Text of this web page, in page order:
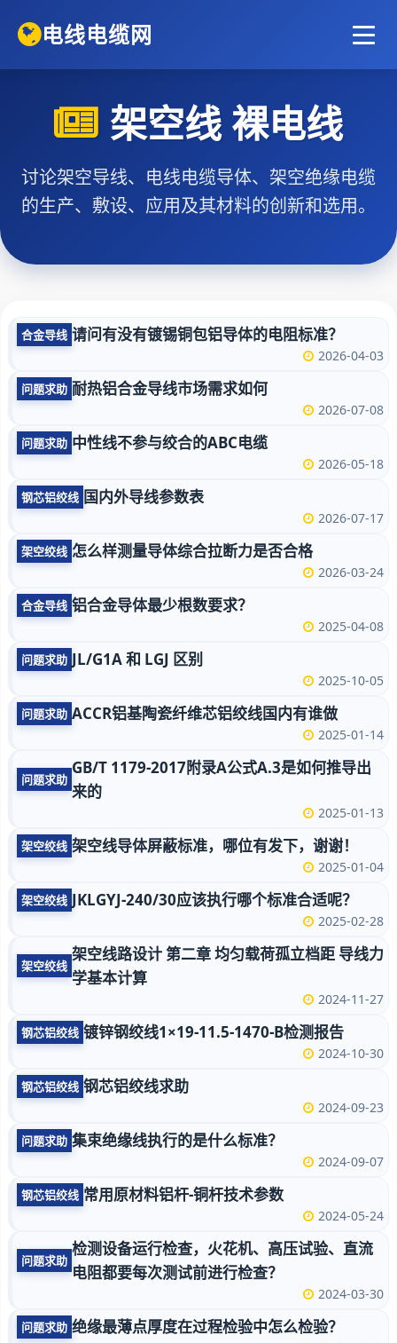
电线电缆网
架空线 裸电线
讨论架空导线、电线电缆导体、架空绝缘电缆
的生产、敷设、应用及其材料的创新和选用。
合金导线 请问有没有镀锡铜包铝导体的电阻标准？
2026-04-03
问题求助 耐热铝合金导线市场需求如何
2026-07-08
问题求助 中性线不参与绞合的ABC电缆
2026-05-18
钢芯铝绞线 国内外导线参数表
2026-07-17
架空绞线 怎么样测量导体综合拉断力是否合格
2026-03-24
合金导线 铝合金导体最少根数要求？
2025-04-08
问题求助 JL/G1A 和 LGJ 区别
2025-10-05
问题求助 ACCR铝基陶瓷纤维芯铝绞线国内有谁做
2025-01-14
问题求助
GB/T 1179-2017附录A公式A.3是如何推导出
来的
2025-01-13
架空绞线 架空线导体屏蔽标准，哪位有发下，谢谢！
2025-01-04
架空绞线 JKLGYJ-240/30应该执行哪个标准合适呢？
2025-02-28
架空绞线
架空线路设计 第二章 均匀载荷孤立档距 导线力
学基本计算
2024-11-27
钢芯铝绞线 镀锌钢绞线1×19-11.5-1470-B检测报告
2024-10-30
钢芯铝绞线 钢芯铝绞线求助
2024-09-23
问题求助 集束绝缘线执行的是什么标准？
2024-09-07
钢芯铝绞线 常用原材料铝杆-铜杆技术参数
2024-05-24
问题求助
检测设备运行检查，火花机、高压试验、直流
电阻都要每次测试前进行检查？
2024-03-30
问题求助 绝缘最薄点厚度在过程检验中怎么检验？